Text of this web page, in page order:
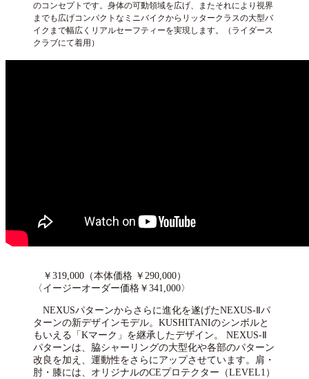
のコンセプトです。身体の可動領域を広げ、またそれにより視界
までも広げコンパクトなミニバイクからリッタークラスの大型バ
イクまで幅広くリアルセーフティーを実現します。（ライダース
クラブにて着用）
￥319,000（本体価格 ￥290,000）
〈イージーオーダー価格￥341,000〉
NEXUSパターンからさらに進化を遂げたNEXUS-Ⅱパ
ターンの新デザインモデル。KUSHITANIのシンボルと
もいえる「Kマーク」を継承したデザイン。 NEXUS-Ⅱ
パターンは、脇シャーリングの大型化や各部のパターン
改良を加え、運動性をさらにアップさせています。肩・
肘・膝には、オリジナルのCEプロテクター（LEVEL1）